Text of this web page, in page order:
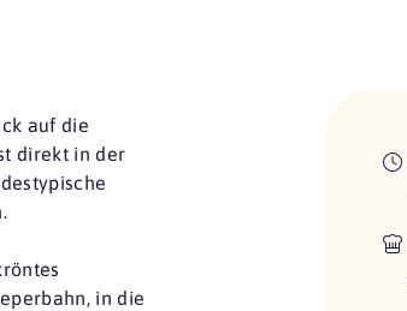
auf die
direkt in der
in die